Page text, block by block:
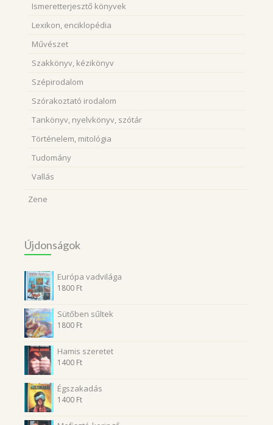
Ismeretterjesztő könyvek
Lexikon, enciklopédia
Művészet
Szakkönyv, kézikönyv
Szépirodalom
Szórakoztató irodalom
Tankönyv, nyelvkönyv, szótár
Történelem, mitológia
Tudomány
Vallás
Zene
Újdonságok
Európa vadvilága
1800 Ft
Sütőben sűltek
1800 Ft
Hamis szeretet
1400 Ft
Égszakadás
1400 Ft